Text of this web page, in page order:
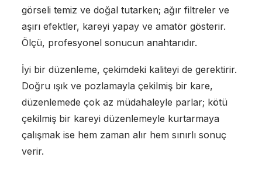
görseli temiz ve doğal tutarken; ağır filtreler ve
aşırı efektler, kareyi yapay ve amatör gösterir.
Ölçü, profesyonel sonucun anahtarıdır.
İyi bir düzenleme, çekimdeki kaliteyi de gerektirir.
Doğru ışık ve pozlamayla çekilmiş bir kare,
düzenlemede çok az müdahaleyle parlar; kötü
çekilmiş bir kareyi düzenlemeyle kurtarmaya
çalışmak ise hem zaman alır hem sınırlı sonuç
verir.